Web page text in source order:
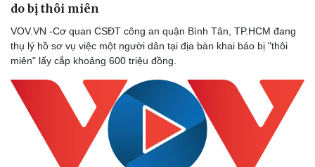
do bị thôi miên
VOV.VN -Cơ quan CSĐT công an quận Bình Tân, TP.HCM đang
thụ lý hồ sơ vụ việc một người dân tại địa bàn khai báo bị "thôi
miên" lấy cắp khoảng 600 triệu đồng.